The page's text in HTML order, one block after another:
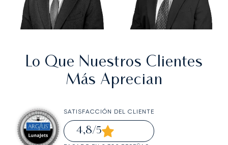
Lo Que Nuestros Clientes
Más Aprecian
SATISFACCIÓN DEL CLIENTE
4,8/5